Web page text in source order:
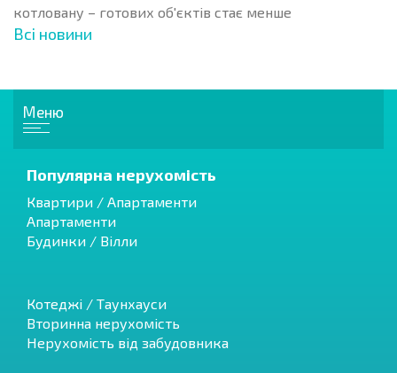
котловану – готових об'єктів стає менше
Всі новини
Меню
Популярна нерухомість
Квартири / Апартаменти
Апартаменти
Будинки / Вілли
Котеджі / Таунхауси
Вторинна нерухомість
Нерухомість від забудовника